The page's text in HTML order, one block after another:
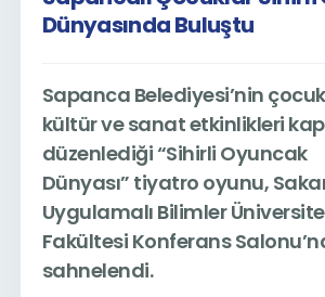
Dünyasında Buluştu
Sapanca Belediyesi’nin
kültür ve sanat etkinlikleri
düzenlediği“Sihirli Oyuncak
Dünyası” tiyatro oyunu,
Uygulamalı Bilimler
Fakültesi Konferans
sahnelendi.